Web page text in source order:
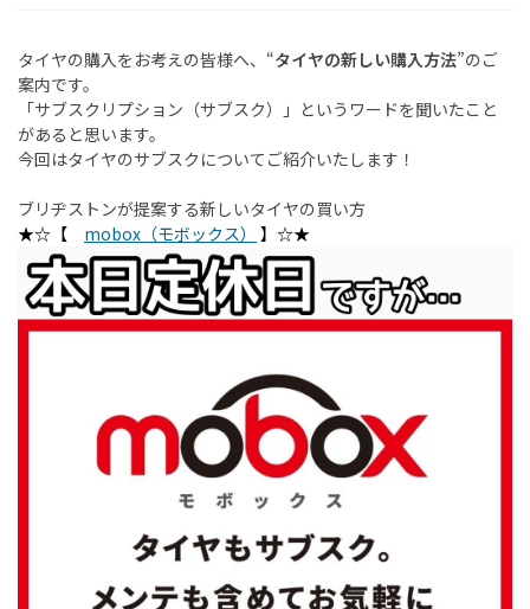
タイヤの購入をお考えの皆様へ、“タイヤの新しい購入方法”のご
案内です。
「サブスクリプション（サブスク）」というワードを聞いたこと
があると思います。
今回はタイヤのサブスクについてご紹介いたします！
ブリヂストンが提案する新しいタイヤの買い方
★☆【
mobox（モボックス） 】☆★